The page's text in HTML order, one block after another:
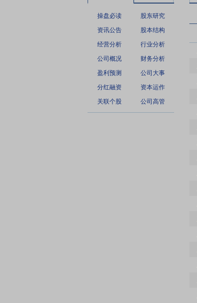
操盘必读
股东研究
资讯公告
股本结构
经营分析
行业分析
公司概况
财务分析
盈利预测
公司大事
分红融资
资本运作
关联个股
公司高管